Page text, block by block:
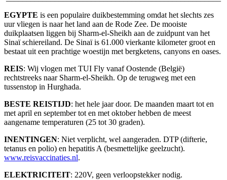
EGYPTE is een populaire duikbestemming omdat het slechts zes
uur vliegen is naar het land aan de Rode Zee. De mooiste
duikplaatsen liggen bij Sharm-el-Sheikh aan de zuidpunt van het
Sinaï schiereiland. De Sinaï is 61.000 vierkante kilometer groot en
bestaat uit een prachtige woestijn met bergketens, canyons en oases.
REIS: Wij vlogen met TUI Fly vanaf Oostende (België)
rechtstreeks naar Sharm-el-Sheikh. Op de terugweg met een
tussenstop in Hurghada.
BESTE REISTIJD: het hele jaar door. De maanden maart tot en
met april en september tot en met oktober hebben de meest
aangename temperaturen (25 tot 30 graden).
INENTINGEN: Niet verplicht, wel aangeraden. DTP (difterie,
tetanus en polio) en hepatitis A (besmettelijke geelzucht).
www.reisvaccinaties.nl.
ELEKTRICITEIT: 220V, geen verloopstekker nodig.